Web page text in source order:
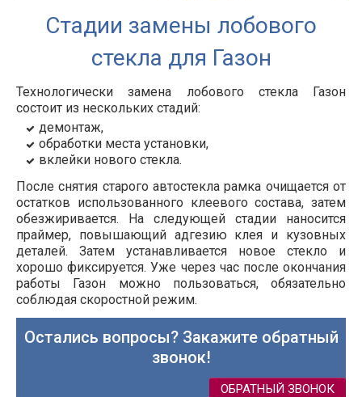
Стадии замены лобового
стекла для Газон
Технологически замена лобового стекла Газон
состоит из нескольких стадий:
демонтаж,
обработки места установки,
вклейки нового стекла.
После снятия старого автостекла рамка очищается от
остатков использованного клеевого состава, затем
обезжиривается. На следующей стадии наносится
праймер, повышающий адгезию клея и кузовных
деталей. Затем устанавливается новое стекло и
хорошо фиксируется. Уже через час после окончания
работы Газон можно пользоваться, обязательно
соблюдая скоростной режим.
Остались вопросы? Закажите обратный
звонок!
ОБРАТНЫЙ ЗВОНОК